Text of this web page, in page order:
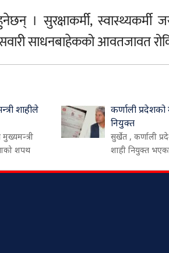
। सुरक्षाकर्मी, स्वास्थ्यकर्मी
साधनबाहेकको आवतजावत
शाहीले
शपथ
कर्णाली
नियुक्त
सुर्खेत , कर्णाली
शाही नियुक्त